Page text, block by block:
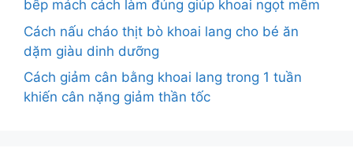
bếp mách cách làm đúng giúp khoai ngọt mềm
Cách nấu cháo thịt bò khoai lang cho bé ăn
dặm giàu dinh dưỡng
Cách giảm cân bằng khoai lang trong 1 tuần
khiến cân nặng giảm thần tốc